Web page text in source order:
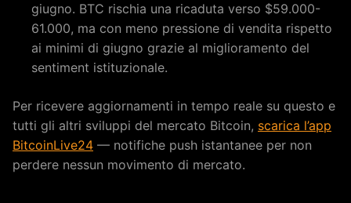
giugno. BTC rischia una ricaduta verso $59.000-
61.000, ma con meno pressione di vendita rispetto
ai minimi di giugno grazie al miglioramento del
sentiment istituzionale.
Per ricevere aggiornamenti in tempo reale su questo e
tutti gli altri sviluppi del mercato Bitcoin, scarica l’app
BitcoinLive24 — notifiche push istantanee per non
perdere nessun movimento di mercato.